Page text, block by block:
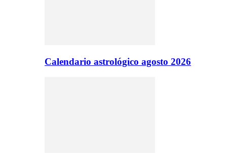
Calendario astrológico agosto 2026